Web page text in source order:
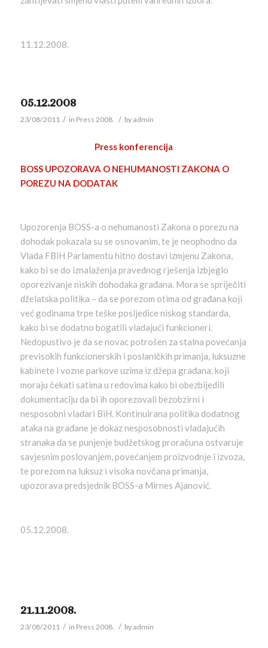
11.12.2008.
05.12.2008
23/08/2011 / in Press 2008. / by admin
Press konferencija
BOSS UPOZORAVA O NEHUMANOSTI ZAKONA O
POREZU NA DODATAK
Upozorenja BOSS-a o nehumanosti Zakona o porezu na
dohodak pokazala su se osnovanim, te je neophodno da
Vlada FBiH Parlamentu hitno dostavi izmjenu Zakona,
kako bi se do iznalaženja pravednog rješenja izbjeglo
oporezivanje niskih dohodaka građana. Mora se spriječiti
dželatska politika – da se porezom otima od građana koji
već godinama trpe teške posljedice niskog standarda,
kako bi se dodatno bogatili vladajući funkcioneri.
Nedopustivo je da se novac potrošen za stalna povećanja
previsokih funkcionerskih i poslaničkih primanja, luksuzne
kabinete i vozne parkove uzima iz džepa građana, koji
moraju čekati satima u redovima kako bi obezbijedili
dokumentaciju da bi ih oporezovali bezobzirni i
nesposobni vladari BiH. Kontinuirana politika dodatnog
ataka na građane je dokaz nesposobnosti vladajućih
stranaka da se punjenje budžetskog proračuna ostvaruje
savjesnim poslovanjem, povećanjem proizvodnje i izvoza,
te porezom na luksuz i visoka novčana primanja,
upozorava predsjednik BOSS-a Mirnes Ajanović.
05.12.2008.
21.11.2008.
23/08/2011 / in Press 2008. / by admin